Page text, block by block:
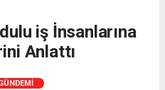
iş İnsanlarına
Anlattı